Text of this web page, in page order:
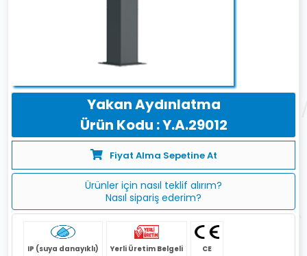
Yakan Aydınlatma
Ürün Kodu : Y.A.29012
Fiyat Alma Sepetine At
Ürünler için nasıl teklif alırım?
Nasıl sipariş ederim?
IP (suya danayıklı) Yerli Üretim Belgeli CE